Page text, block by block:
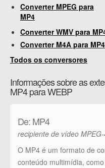
Converter MPEG para
MP4
Converter WMV para
Converter M4A para MP4
Todos os conversores
Informações sobre as
MP4 para WEBP
De: MP4
recipiente de vídeo
O MP4 é um formato de
conteúdo multimídia,